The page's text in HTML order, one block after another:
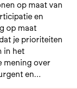
op maat van
en
op maat
je prioriteiten
in het
mening over
en
Lennik.